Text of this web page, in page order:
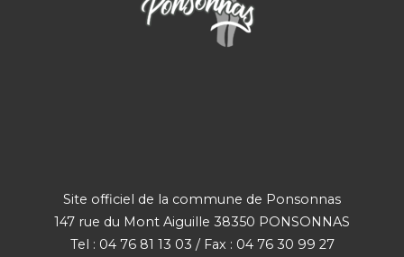
Site officiel de la commune de Ponsonnas
147 rue du Mont Aiguille 38350 PONSONNAS
Tel : 04 76 81 13 03 / Fax : 04 76 30 99 27